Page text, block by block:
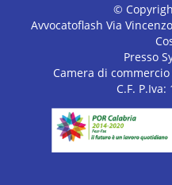
©
Avvocatoflash Via
Presso
Camera di commercio
C.F.